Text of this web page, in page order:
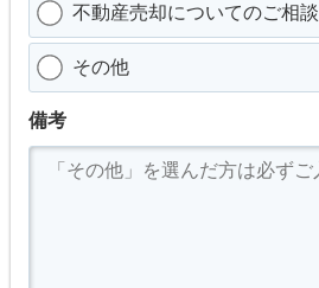
不動産売却についてのご相談
その他
備考